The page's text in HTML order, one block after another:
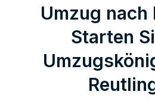
Umzug nach
Starten